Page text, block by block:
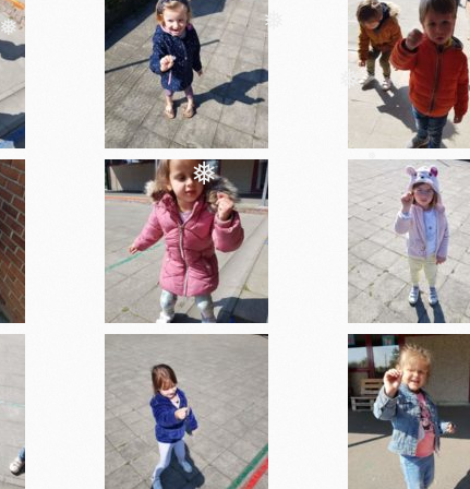
❅ ❅
❅
❅
❅
Le Voyage scolaire
La Remise des Prix